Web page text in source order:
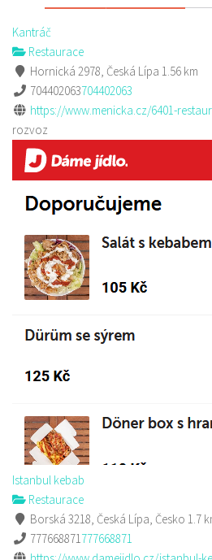
Kantráč
Restaurace
Hornická 2978, Česká Lípa 1.56 km
704402063704402063
https://www.menicka.cz/6401-
rozvoz
Istanbul kebab
Restaurace
Borská 3218, Česká Lípa, Česko 1.7
777668871777668871